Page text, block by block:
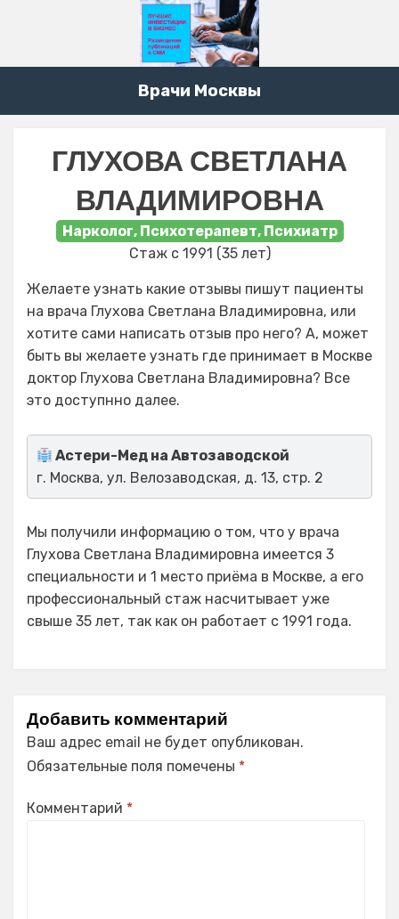
Врачи Москвы
ГЛУХОВА СВЕТЛАНА
ВЛАДИМИРОВНА
Нарколог, Психотерапевт, Психиатр
Стаж с 1991 (35 лет)
Желаете узнать какие отзывы пишут пациенты
на врача Глухова Светлана Владимировна, или
хотите сами написать отзыв про него? А, может
быть вы желаете узнать где принимает в Москве
доктор Глухова Светлана Владимировна? Все
это доступнно далее.
Астери-Мед на Автозаводской
г. Москва, ул. Велозаводская, д. 13, стр. 2
Мы получили информацию о том, что у врача
Глухова Светлана Владимировна имеется 3
специальности и 1 место приёма в Москве, а его
профессиональный стаж насчитывает уже
свыше 35 лет, так как он работает с 1991 года.
Добавить комментарий
Ваш адрес email не будет опубликован.
Обязательные поля помечены *
Комментарий *